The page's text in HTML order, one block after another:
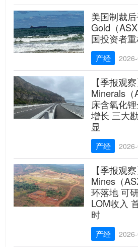
美国制裁
Gold（
国投资者
产经
【季报观
Minerals（
床含氧化
增长 三大
显
产经
【季报观
Mines（
环落地 可
LOM收入
时
产经